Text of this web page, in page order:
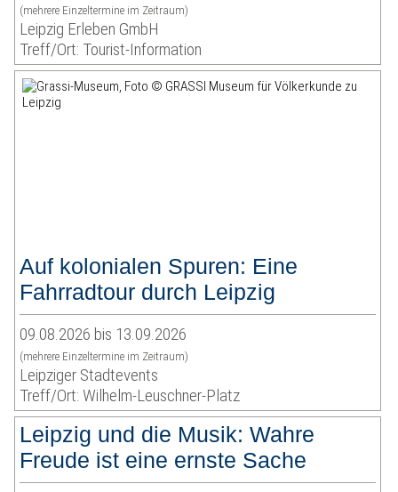
(mehrere Einzeltermine im Zeitraum)
Leipzig Erleben GmbH
Treff/Ort: Tourist-Information
Auf kolonialen Spuren: Eine
Fahrradtour durch Leipzig
09.08.2026 bis 13.09.2026
(mehrere Einzeltermine im Zeitraum)
Leipziger Stadtevents
Treff/Ort: Wilhelm-Leuschner-Platz
Leipzig und die Musik: Wahre
Freude ist eine ernste Sache